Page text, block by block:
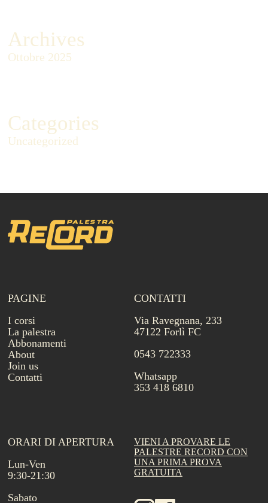
Archives
Ottobre 2025
Categories
Uncategorized
PAGINE
I corsi
La palestra
Abbonamenti
About
Join us
Contatti
CONTATTI
Via Ravegnana, 233
47122 Forlì FC
0543 722333
Whatsapp
353 418 6810
ORARI DI APERTURA
Lun-Ven
9:30-21:30
Sabato
VIENI A PROVARE LE
PALESTRE RECORD CON
UNA PRIMA PROVA
GRATUITA